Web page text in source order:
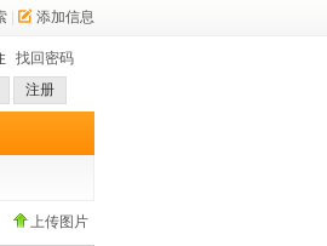
添加信息
找回密码
注册
上传图片